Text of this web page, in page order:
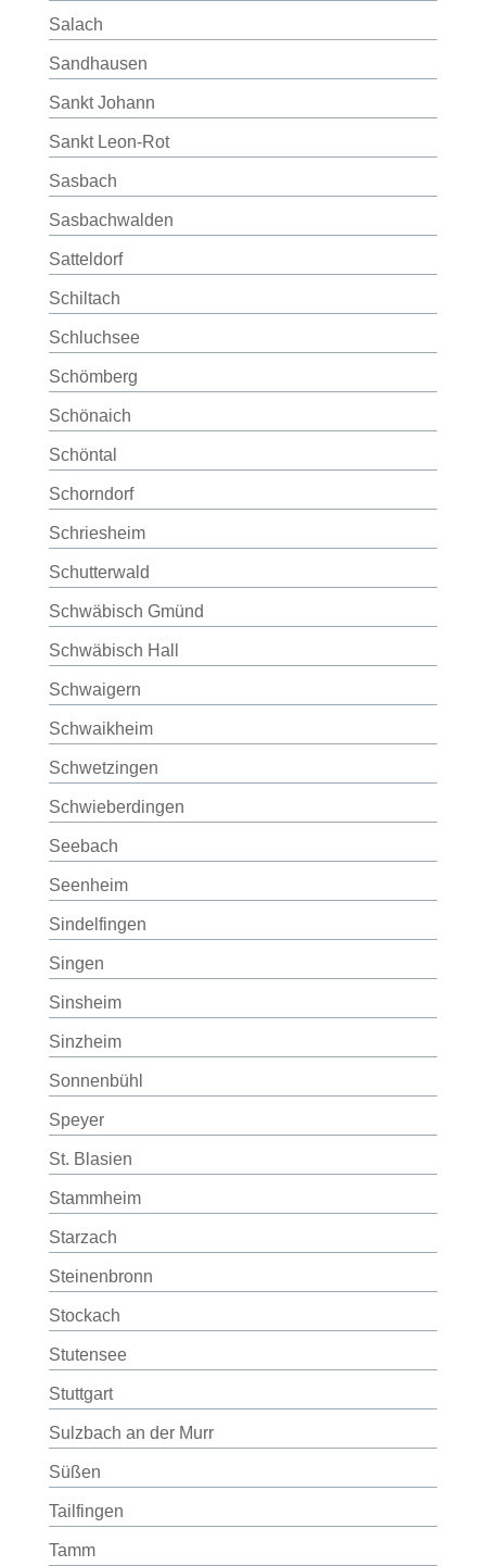
Salach
Sandhausen
Sankt Johann
Sankt Leon-Rot
Sasbach
Sasbachwalden
Satteldorf
Schiltach
Schluchsee
Schömberg
Schönaich
Schöntal
Schorndorf
Schriesheim
Schutterwald
Schwäbisch Gmünd
Schwäbisch Hall
Schwaigern
Schwaikheim
Schwetzingen
Schwieberdingen
Seebach
Seenheim
Sindelfingen
Singen
Sinsheim
Sinzheim
Sonnenbühl
Speyer
St. Blasien
Stammheim
Starzach
Steinenbronn
Stockach
Stutensee
Stuttgart
Sulzbach an der Murr
Süßen
Tailfingen
Tamm